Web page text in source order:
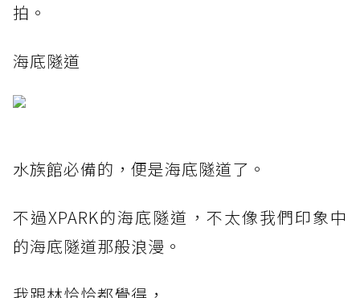
拍。
海底隧道
水族館必備的，便是海底隧道了。
不過XPARK的海底隧道，不太像我們印象中
的海底隧道那般浪漫。